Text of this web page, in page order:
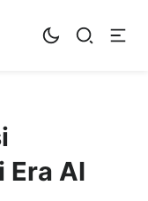
Era AI